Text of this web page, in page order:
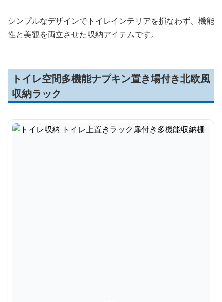
シンプルなデザインでトイレインテリアを損なわず、機能
性と美観を両立させた収納アイテムです。
トイレ空間多機能ナプキン置き場付き北欧風
収納ラック